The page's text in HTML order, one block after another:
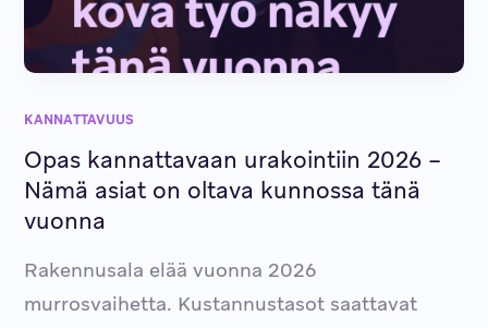
KANNATTAVUUS
Opas kannattavaan urakointiin 2026 –
Nämä asiat on oltava kunnossa tänä
vuonna
Rakennusala elää vuonna 2026
murrosvaihetta. Kustannustasot saattavat